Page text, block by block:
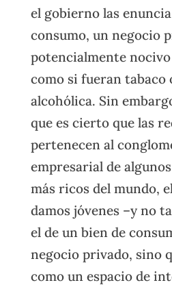
el gobierno las
consumo, un negocio
potencialmente nocivo
como si fueran tabaco
alcohólica. Sin
que es cierto que las
pertenecen al
empresarial de
más ricos del mundo,
damos jóvenes –y no
el de un bien de
negocio privado, sino
como un espacio de